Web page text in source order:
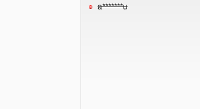
a*******u